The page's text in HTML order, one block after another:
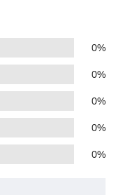
0%
0%
0%
0%
0%